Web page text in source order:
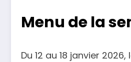
Menu de la
Du 12 au 18 janvier